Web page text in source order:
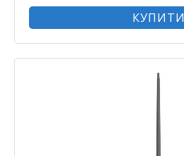
КУПИТИ